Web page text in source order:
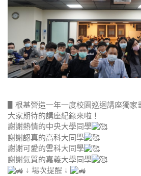
▋根基營造一年一度校園巡迴講座獨家
大家期待的講座紀錄來啦！
謝謝熱情的中央大學同學
謝謝認真的高科大同學
謝謝可愛的雲科大同學
謝謝氣質的嘉義大學同學
↓ 場次提醒 ↓